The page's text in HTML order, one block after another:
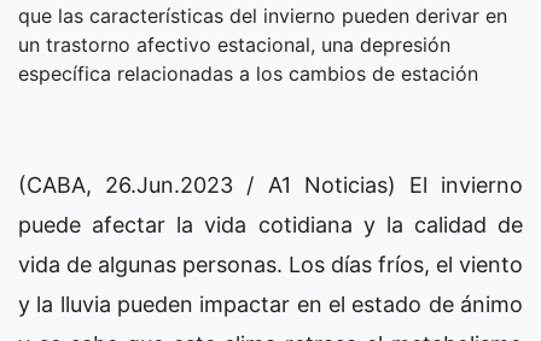
que las características del invierno pueden derivar en
un trastorno afectivo estacional, una depresión
específica relacionadas a los cambios de estación
(CABA, 26.Jun.2023 / A1 Noticias) El invierno
puede afectar la vida cotidiana y la calidad de
vida de algunas personas. Los días fríos, el viento
y la lluvia pueden impactar en el estado de ánimo